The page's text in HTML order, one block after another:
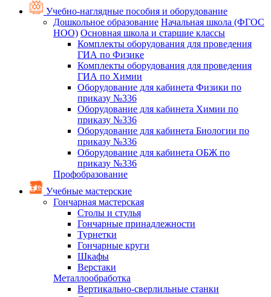
Учебно-наглядные пособия и оборудование
Дошкольное образование Начальная школа (ФГОС
НОО) Основная школа и старшие классы
Комплекты оборудования для проведения
ГИА по Физике
Комплекты оборудования для проведения
ГИА по Химии
Оборудование для кабинета Физики по
приказу №336
Оборудование для кабинета Химии по
приказу №336
Оборудование для кабинета Биологии по
приказу №336
Оборудование для кабинета ОБЖ по
приказу №336
Профобразование
Учебные мастерские
Гончарная мастерская
Столы и стулья
Гончарные принадлежности
Турнетки
Гончарные круги
Шкафы
Верстаки
Металлообработка
Вертикально-сверлильные станки